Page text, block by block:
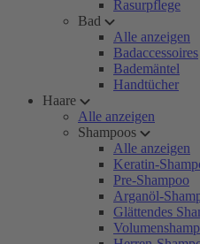
Rasurpflege
Bad
Alle anzeigen
Badaccessoires
Bademäntel
Handtücher
Haare
Alle anzeigen
Shampoos
Alle anzeigen
Keratin-
Pre-Shampoo
Arganöl-
Glättendes